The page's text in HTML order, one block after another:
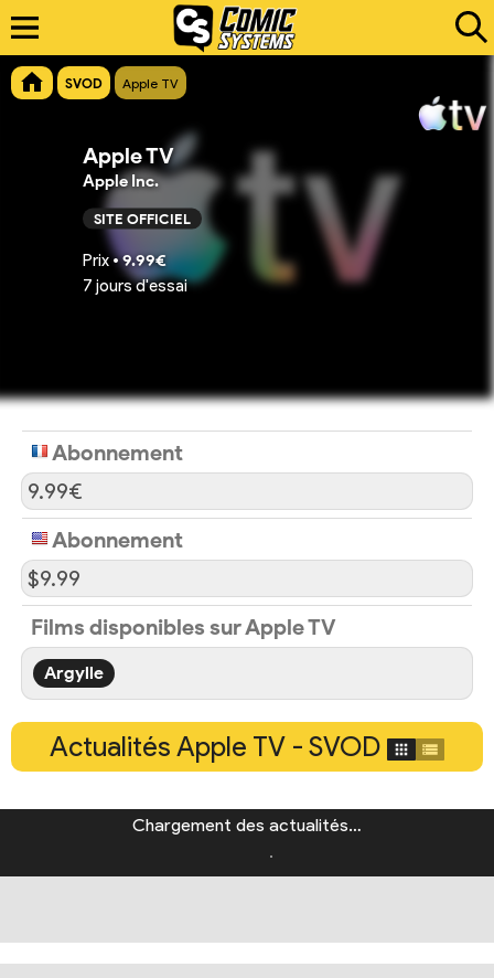
SVOD Apple TV
Apple TV
Apple Inc.
SITE OFFICIEL
Prix •9.99€
7 jours d'essai
Abonnement
9.99€
Abonnement
$9.99
Films disponibles sur Apple TV
Argylle
Actualités Apple TV - SVOD
Chargement des actualités…